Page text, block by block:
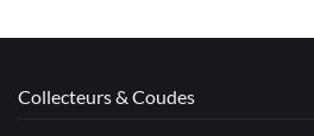
Collecteurs & Coudes